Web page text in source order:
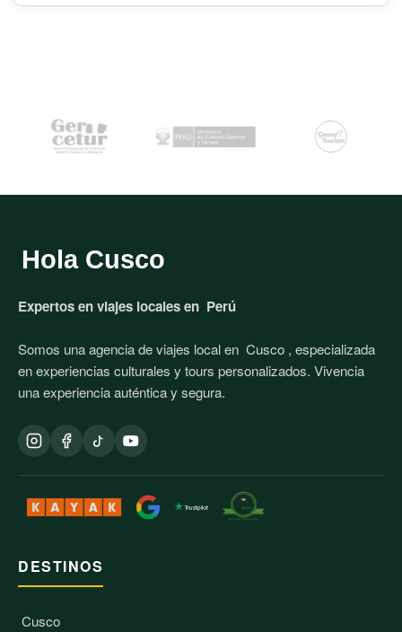
Hola Cusco
Expertos en viajes locales en Perú
Somos una agencia de viajes local en Cusco , especializada
en experiencias culturales y tours personalizados. Vivencia
una experiencia auténtica y segura.
DESTINOS
Cusco